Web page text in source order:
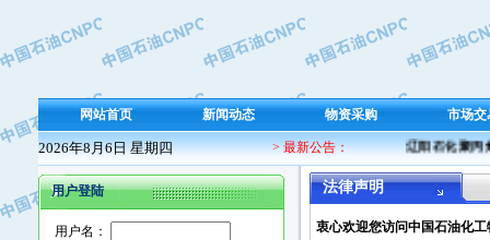
网站首页 新闻动态 物资采购 市场交
2026年8月6日 星期四 > 最新公告： 辽阳石化聚丙烯
用户登陆
用户名：
·保定北奥石油物探特种车辆制造有限
·盘锦辽河油田天意石油装备有限公司
·沧州市电气控制设备厂
·南石力天传动件有限公司
·浙江瑞普环境技术有限公司
·华北石油新大禹环保设备有限公司
·河北翼凌机械制造总厂
法律声明
衷心欢迎您访问中国石油化